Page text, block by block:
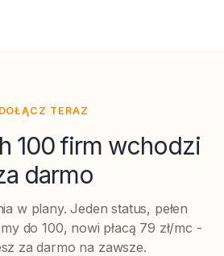
DOŁĄCZ TERAZ
100 firm wchodzi
darmo
w plany. Jeden status, pełen
do 100, nowi płacą 79 zł/mc -
za darmo na zawsze.